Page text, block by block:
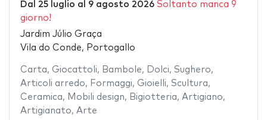
Dal 25 luglio al 9 agosto 2026 Soltanto manca 9
giorno!
Jardim Júlio Graça
Vila do Conde, Portogallo
Carta, Giocattoli, Bambole, Dolci, Sughero,
Articoli arredo, Formaggi, Gioielli, Scultura,
Ceramica, Mobili design, Bigiotteria, Artigiano,
Artigianato, Arte